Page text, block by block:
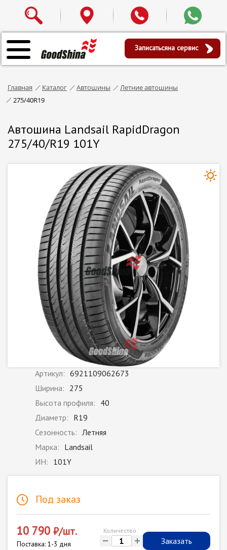
Записатьсяна сервис
Главная Каталог Автошины
Летние автошины
275/40R19
Автошина Landsail RapidDragon
275/40/R19 101Y
Артикул: 6921109062673
Ширина: 275
Высота профиля: 40
Диаметр: R19
Сезонность: Летняя
Марка: Landsail
ИН: 101Y
Под заказ
10 790 ₽/шт.
Поставка: 1-3 дня
Количество
- + Заказать